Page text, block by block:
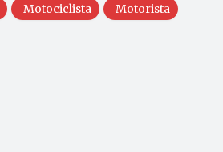
Motociclista
Motorista